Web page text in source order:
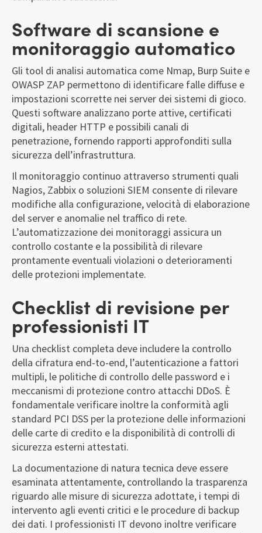
Software di scansione e
monitoraggio automatico
Gli tool di analisi automatica come Nmap, Burp Suite e
OWASP ZAP permettono di identificare falle diffuse e
impostazioni scorrette nei server dei sistemi di gioco.
Questi software analizzano porte attive, certificati
digitali, header HTTP e possibili canali di
penetrazione, fornendo rapporti approfonditi sulla
sicurezza dell’infrastruttura.
Il monitoraggio continuo attraverso strumenti quali
Nagios, Zabbix o soluzioni SIEM consente di rilevare
modifiche alla configurazione, velocità di elaborazione
del server e anomalie nel traffico di rete.
L’automatizzazione dei monitoraggi assicura un
controllo costante e la possibilità di rilevare
prontamente eventuali violazioni o deterioramenti
delle protezioni implementate.
Checklist di revisione per
professionisti IT
Una checklist completa deve includere la controllo
della cifratura end-to-end, l’autenticazione a fattori
multipli, le politiche di controllo delle password e i
meccanismi di protezione contro attacchi DDoS. È
fondamentale verificare inoltre la conformità agli
standard PCI DSS per la protezione delle informazioni
delle carte di credito e la disponibilità di controlli di
sicurezza esterni attestati.
La documentazione di natura tecnica deve essere
esaminata attentamente, controllando la trasparenza
riguardo alle misure di sicurezza adottate, i tempi di
intervento agli eventi critici e le procedure di backup
dei dati. I professionisti IT devono inoltre verificare